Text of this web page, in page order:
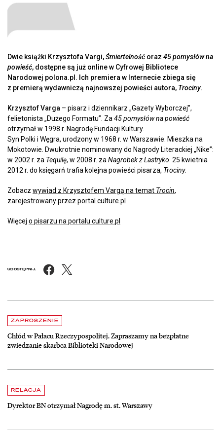
Dwie książki Krzysztofa Vargi,Śmiertelność oraz 45 pomysłów na
powieść, dostępne są już online w Cyfrowej Bibliotece
Narodowej polona.pl. Ich premiera w Internecie zbiega się
z premierą wydawniczą najnowszej powieści autora, Trociny.
Krzysztof Varga – pisarz i dziennikarz „Gazety Wyborczej”,
felietonista „Dużego Formatu”. Za 45 pomysłów na powieść
otrzymał w 1998 r. Nagrodę Fundacji Kultury.
Syn Polki i Węgra, urodzony w 1968 r. w Warszawie. Mieszka na
Mokotowie. Dwukrotnie nominowany do Nagrody Literackiej „Nike”:
w 2002 r. za Tequilę, w 2008 r. za Nagrobek z Lastryko . 25 kwietnia
2012 r. do księgarń trafia kolejna powieści pisarza, Trociny.
Zobacz wywiad z Krzysztofem Vargą na temat Trocin,
zarejestrowany przez portal culture.pl
Więcej o pisarzu na portalu culture.pl
UDOSTĘPNIJ: Facebook
Aktualności
ZAPROSZENIE
Chłód w Pałacu Rzeczypospolitej. Zapraszamy na bezpłatne
zwiedzanie skarbca Biblioteki Narodowej
czytaj więcej o Chłód w Pałacu Rzeczypospolitej. Zapraszamy na
RELACJA
Dyrektor BN otrzymał Nagrodę m. st. Warszawy
czytaj więcej o Dyrektor BN otrzymał Nagrodę m. st. Warszawy